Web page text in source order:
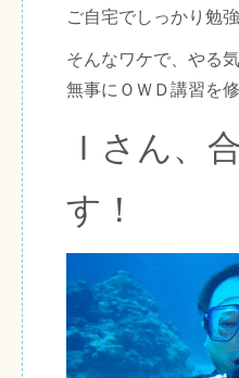
ご自宅でしっかり勉
そんなワケで、やる
無事にＯＷＤ講習を
Ｉさん、
す！